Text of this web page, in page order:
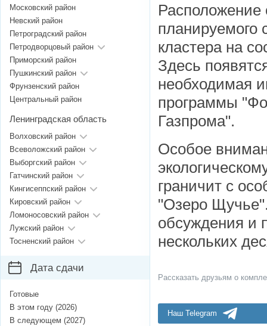
планируемого
кластера на
Здесь
необходимая
программы
Газпрома".
Особое
граничит с
"Озеро
обсуждения и
нескольких
Рассказать друзьям о
Наш Telegram
Московский район
Невский район
Петроградский район
Петродворцовый район
Приморский район
Пушкинский район
Фрунзенский район
Центральный район
Ленинградская область
Волховский район
Всеволожский район
Выборгский район
Гатчинский район
Кингисеппский район
Кировский район
Ломоносовский район
Лужский район
Тосненский район
Дата сдачи
Готовые
В этом году (2026)
В следующем (2027)